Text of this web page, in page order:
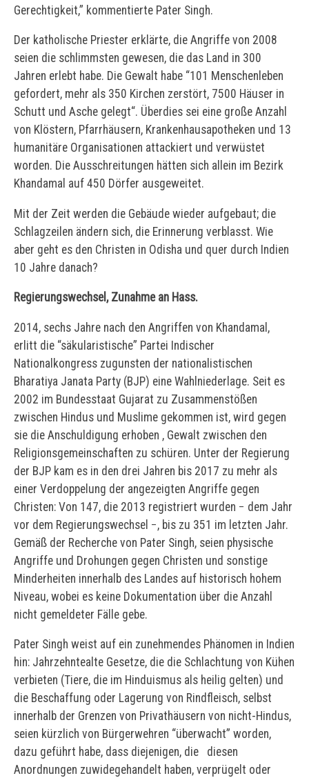
Gerechtigkeit,” kommentierte Pater Singh.
Der katholische Priester erklärte, die Angriffe von 2008
seien die schlimmsten gewesen, die das Land in 300
Jahren erlebt habe. Die Gewalt habe “101 Menschenleben
gefordert, mehr als 350 Kirchen zerstört, 7500 Häuser in
Schutt und Asche gelegt“. Überdies sei eine große Anzahl
von Klöstern, Pfarrhäusern, Krankenhausapotheken und 13
humanitäre Organisationen attackiert und verwüstet
worden. Die Ausschreitungen hätten sich allein im Bezirk
Khandamal auf 450 Dörfer ausgeweitet.
Mit der Zeit werden die Gebäude wieder aufgebaut; die
Schlagzeilen ändern sich, die Erinnerung verblasst. Wie
aber geht es den Christen in Odisha und quer durch Indien
10 Jahre danach?
Regierungswechsel, Zunahme an Hass.
2014, sechs Jahre nach den Angriffen von Khandamal,
erlitt die “säkularistische” Partei Indischer
Nationalkongress zugunsten der nationalistischen
Bharatiya Janata Party (BJP) eine Wahlniederlage. Seit es
2002 im Bundesstaat Gujarat zu Zusammenstößen
zwischen Hindus und Muslime gekommen ist, wird gegen
sie die Anschuldigung erhoben , Gewalt zwischen den
Religionsgemeinschaften zu schüren. Unter der Regierung
der BJP kam es in den drei Jahren bis 2017 zu mehr als
einer Verdoppelung der angezeigten Angriffe gegen
Christen: Von 147, die 2013 registriert wurden − dem Jahr
vor dem Regierungswechsel −, bis zu 351 im letzten Jahr.
Gemäß der Recherche von Pater Singh, seien physische
Angriffe und Drohungen gegen Christen und sonstige
Minderheiten innerhalb des Landes auf historisch hohem
Niveau, wobei es keine Dokumentation über die Anzahl
nicht gemeldeter Fälle gebe.
Pater Singh weist auf ein zunehmendes Phänomen in Indien
hin: Jahrzehntealte Gesetze, die die Schlachtung von Kühen
verbieten (Tiere, die im Hinduismus als heilig gelten) und
die Beschaffung oder Lagerung von Rindfleisch, selbst
innerhalb der Grenzen von Privathäusern von nicht-Hindus,
seien kürzlich von Bürgerwehren “überwacht” worden,
dazu geführt habe, dass diejenigen, die diesen
Anordnungen zuwidegehandelt haben, verprügelt oder